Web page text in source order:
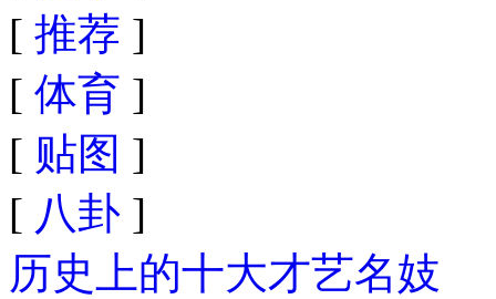
[ 推荐 ]
[ 体育 ]
[ 贴图 ]
[ 八卦 ]
历史上的十大才艺名妓